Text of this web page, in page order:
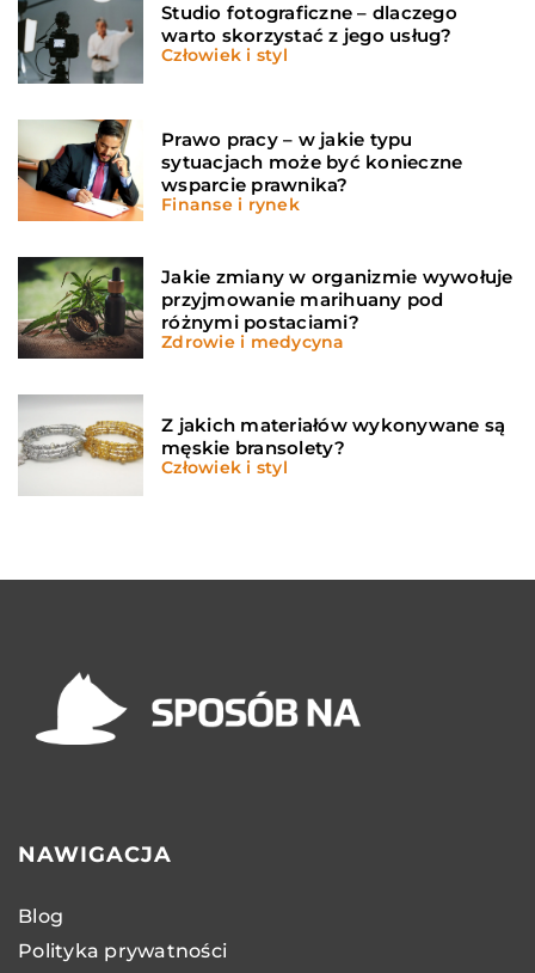
Studio fotograficzne – dlaczego
warto skorzystać z jego usług?
Człowiek i styl
Prawo pracy – w jakie typu
sytuacjach może być konieczne
wsparcie prawnika?
Finanse i rynek
Jakie zmiany w organizmie wywołuje
przyjmowanie marihuany pod
różnymi postaciami?
Zdrowie i medycyna
Z jakich materiałów wykonywane są
męskie bransolety?
Człowiek i styl
NAWIGACJA
Blog
Polityka prywatności